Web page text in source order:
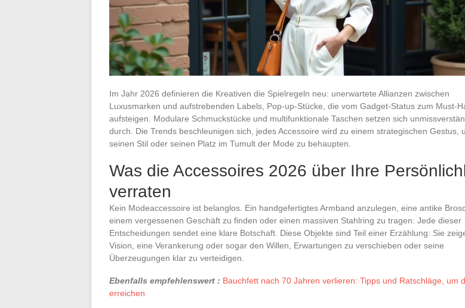
Im Jahr 2026 definieren die Kreativen die Spielregeln neu: unerwartete Allianzen zwischen
Luxusmarken und aufstrebenden Labels, Pop-up-Stücke, die vom Gadget-Status zum Must-
aufsteigen. Modulare Schmuckstücke und multifunktionale Taschen setzen sich
durch. Die Trends beschleunigen sich, jedes Accessoire wird zu einem strategischen Gestus,
seinen Stil oder seinen Platz im Tumult der Mode zu behaupten.
Was die Accessoires 2026 über Ihre
verraten
Kein Modeaccessoire ist belanglos. Ein handgefertigtes Armband anzulegen, eine antike
einem vergessenen Geschäft zu finden oder einen massiven Stahlring zu tragen: Jede dieser
Entscheidungen sendet eine klare Botschaft. Diese Objekte sind Teil einer Erzählung: Sie
Vision, eine Verankerung oder sogar den Willen, Erwartungen zu verschieben oder seine
Überzeugungen klar zu verteidigen.
Ebenfalls empfehlenswert : Bauchfett nach 70 Jahren verlieren: Tipps und Ratschläge, um
erreichen